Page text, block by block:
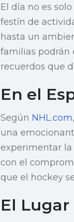
El día no es
festín de
hasta un
familias podrán
recuerdos que
En el
Según NHL.com
una
experimentar la
con el
que el hockey
El Lugar